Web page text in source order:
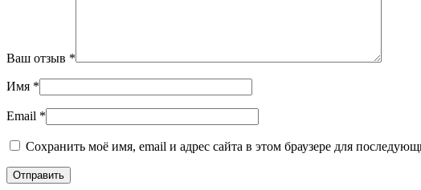
Ваш отзыв *
Имя *
Email *
Сохранить моё имя, email и адрес сайта в этом браузере для